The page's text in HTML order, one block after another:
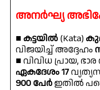
അനർഘ്യ
■ കട്ടയിൽ (Kata)
വിജയിച്ച് അദ്ദേഹം
■ വിവിധ പ്രായ,
ഏകദേശം 17
900 പേർഇതിൽ